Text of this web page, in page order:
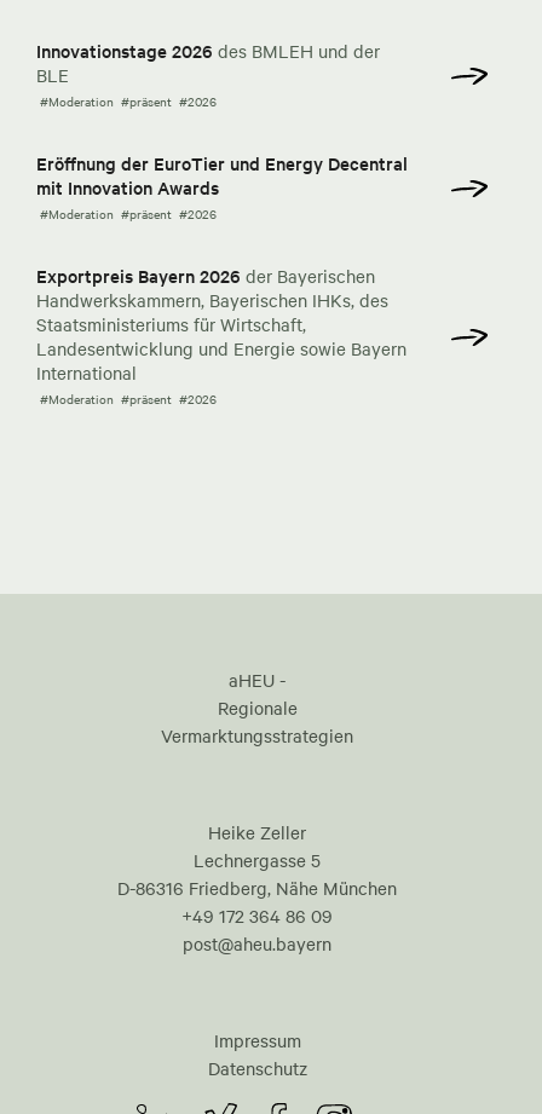
Innovationstage 2026 des BMLEH und der
BLE
#Moderation #präsent #2026
Eröffnung der EuroTier und Energy Decentral
mit Innovation Awards
#Moderation #präsent #2026
Exportpreis Bayern 2026 der Bayerischen
Handwerkskammern, Bayerischen IHKs, des
Staatsministeriums für Wirtschaft,
Landesentwicklung und Energie sowie Bayern
International
#Moderation #präsent #2026
aHEU -
Regionale
Vermarktungsstrategien
Heike Zeller
Lechnergasse 5
D-86316 Friedberg, Nähe München
+49 172 364 86 09
post@aheu.bayern
Impressum
Datenschutz